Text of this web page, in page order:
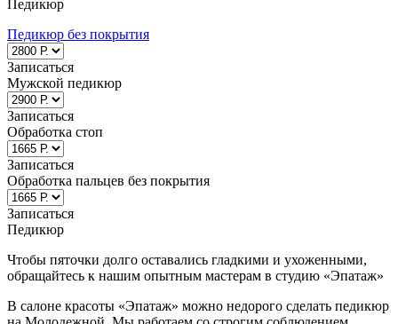
Педикюр
Педикюр без покрытия
Записаться
Мужской педикюр
Записаться
Обработка стоп
Записаться
Обработка пальцев без покрытия
Записаться
Педикюр
Чтобы пяточки долго оставались гладкими и ухоженными,
обращайтесь к нашим опытным мастерам в студию «Эпатаж»
В салоне красоты «Эпатаж» можно недорого сделать педикюр